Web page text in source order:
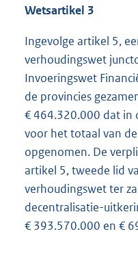
Wetsartikel 3
Ingevolge artikel 5,
verhoudingswet
Invoeringswet
de provincies
€ 464.320.000 dat in
voor het totaal van
opgenomen. De
artikel 5, tweede lid
verhoudingswet ter
decentralisatie-
€ 393.570.000 en €